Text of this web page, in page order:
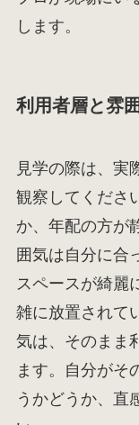
します。
利用者層と雰
見学の際は、実
観察してくださ
か、年配の方が
囲気は自分に合
スペースが綺麗
雑に放置されて
気は、そのまま
ます。自分がそ
うかどうか、直